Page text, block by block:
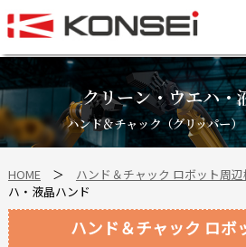
クリーン・ウエハ・
ハンド＆チャック（グリッパー
HOME＞ ハンド＆チャック ロボット周
ハ・液晶ハンド
ハンド＆チャック ロボ
Home
ハンド＆チャックロボット
FAシステム
スマートファクトリーLabo
自動車部品
企業情報
会社沿革